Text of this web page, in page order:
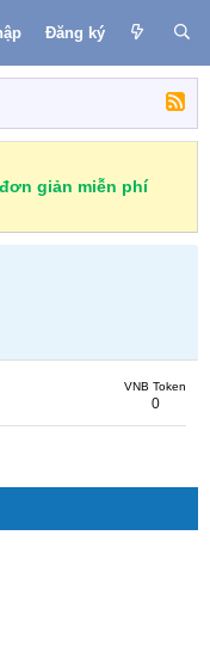
Đăng ký
giản miễn phí
VNB Token
0